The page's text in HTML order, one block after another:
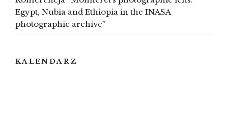
Egypt, Nubia and Ethiopia in the INASA
photographic archive”
KALENDARZ